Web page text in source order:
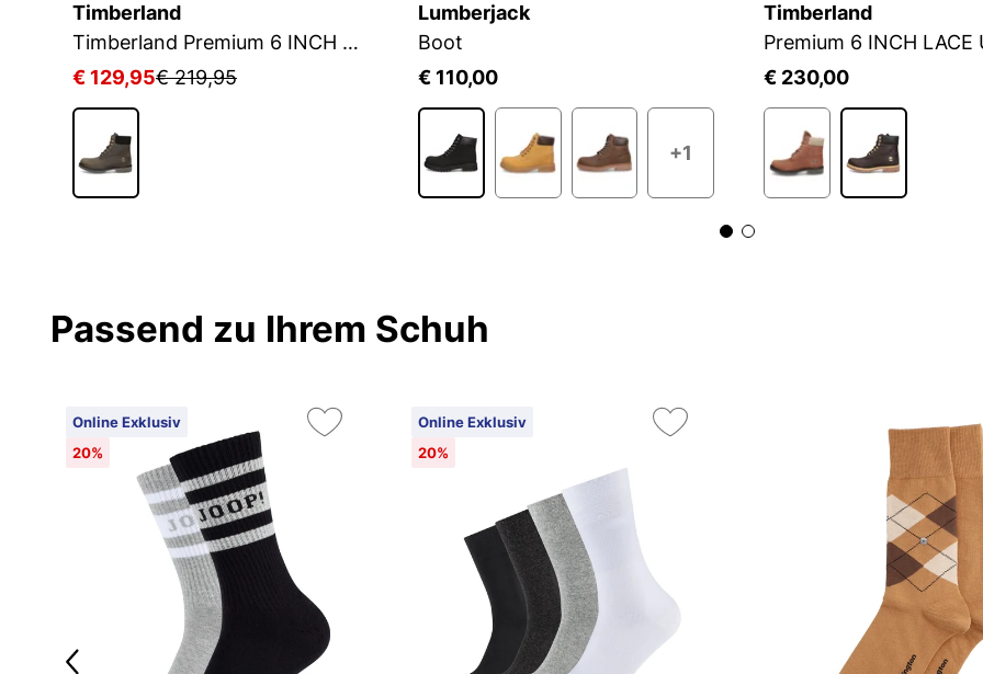
Timberland
Timberland Premium 6 INCH LACE UP
€ 129,95€ 219,95
Lumberjack
Boot
€ 110,00
+1
Timberland
€ 230,00
Passend zu Ihrem Schuh
Online Exklusiv
20%
Online Exklusiv
20%